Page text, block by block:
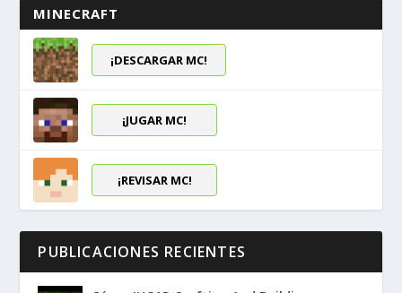
MINECRAFT
¡DESCARGAR MC!
¡JUGAR MC!
¡REVISAR MC!
PUBLICACIONES RECIENTES